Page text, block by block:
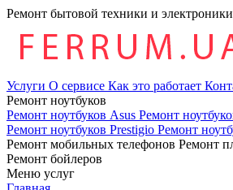
Ремонт бытовой техники и электроники
Услуги О сервисе Как это работает
Ремонт ноутбуков
Ремонт ноутбуков Asus Ремонт
Ремонт ноутбуков Prestigio Ремонт
Ремонт мобильных телефонов Ремонт
Ремонт бойлеров
Меню услуг